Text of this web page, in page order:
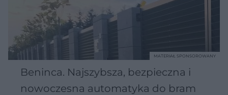
Beninca. Najszybsza, bezpieczna i
nowoczesna automatyka do bram
MATERIAŁ SPONSOROWANY